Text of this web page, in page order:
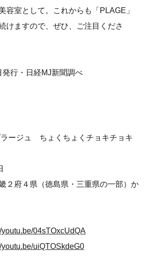
容室として。これからも「PLAGE」
けますので、ぜひ、ご注目くださ
行・日経MJ新聞調べ
ラージュ ちょくちょくチョキチョキ
２府４県（徳島県・三重県の一部）か
youtu.be/04sTOxcUdQA
youtu.be/uiQTOSkdeG0